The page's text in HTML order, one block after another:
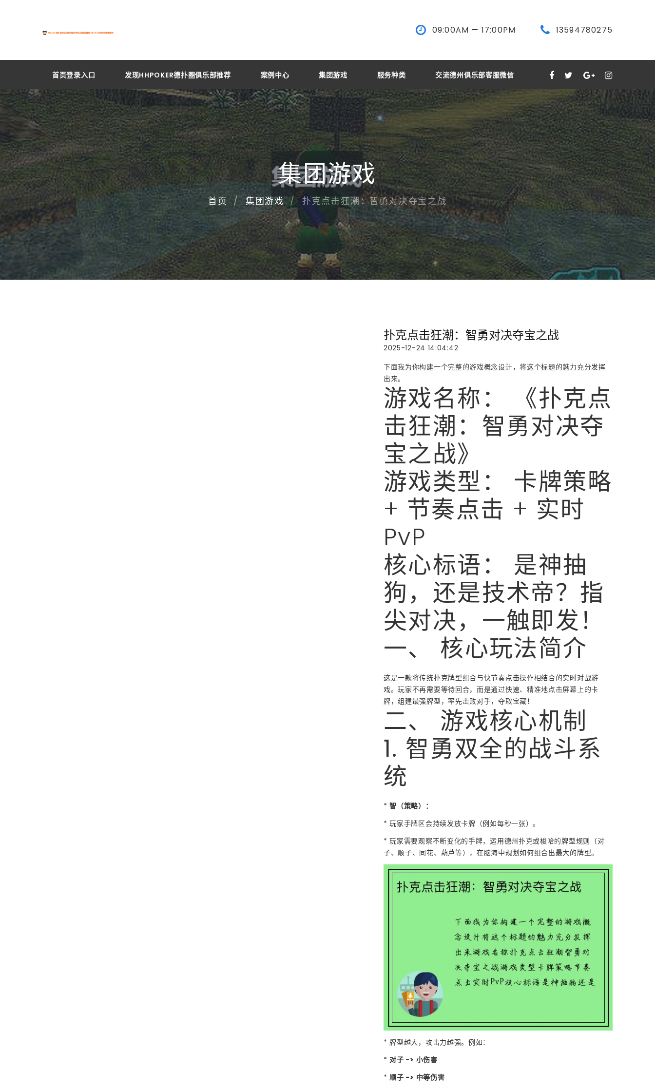
09:00AM — 17:00PM 13594780275
首页登录入口 发现HHPOKER德扑圈俱乐部推荐 案例中心 集团游戏 服务种类 交流德州俱乐部客服微信
集团游戏
首页 集团游戏 扑克点击狂潮：智勇对决夺宝之战
扑克点击狂潮：智勇对决夺宝之战
2025-12-24 14:04:42
下面我为你构建一个完整的游戏概念设计，将这个标题的魅力充分发挥
出来。
游戏名称：
《扑克点
击狂潮：智勇对决夺
宝之战》
游戏类型：
卡牌策略
+ 节奏点击 + 实时
PvP
核心标语：
是神抽
狗，还是技术帝？指
尖对决，一触即发！
一、 核心玩法简介
这是一款将传统扑克牌型组合与快节奏点击操作相结合的实时对战游
戏。玩家不再需要等待回合，而是通过快速、精准地点击屏幕上的卡
牌，组建最强牌型，率先击败对手，夺取宝藏！
二、 游戏核心机制
1. 智勇双全的战斗系
统
*智（策略）：
* 玩家手牌区会持续发放卡牌（例如每秒一张）。
* 玩家需要观察不断变化的手牌，运用德州扑克或梭哈的牌型规则（对
子、顺子、同花、葫芦等），在脑海中规划如何组合出最大的牌型。
* 牌型越大，攻击力越强。例如：
* 对子 -> 小伤害
*顺子 -> 中等伤害